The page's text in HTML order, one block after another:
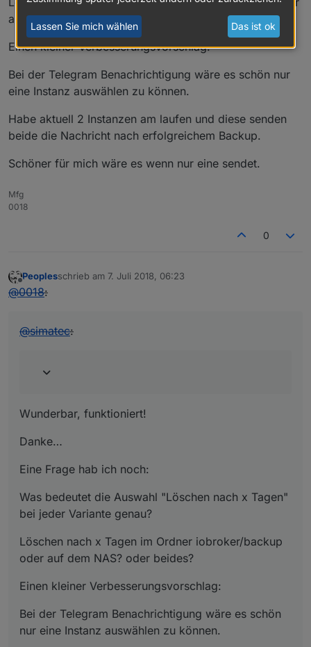
auf dem NAS? oder beides?
Einen kleiner Verbesserungsvorschlag:
Bei der Telegram Benachrichtigung wäre es schön nur
eine Instanz auswählen zu können.
Habe aktuell 2 Instanzen am laufen und diese senden
beide die Nachricht nach erfolgreichem Backup.
Schöner für mich wäre es wenn nur eine sendet.
Mfg
0018
0
Offline
Peoplesschrieb am 7. Juli 2018, 06:23
zuletzt editiert von
@0018:
@simatec:
Wunderbar, funktioniert!
Danke…
Eine Frage hab ich noch:
Was bedeutet die Auswahl "Löschen nach x Tagen"
bei jeder Variante genau?
Löschen nach x Tagen im Ordner iobroker/backup
oder auf dem NAS? oder beides?
Einen kleiner Verbesserungsvorschlag:
Bei der Telegram Benachrichtigung wäre es schön
nur eine Instanz auswählen zu können.
Lassen Sie mich wählen Das ist ok